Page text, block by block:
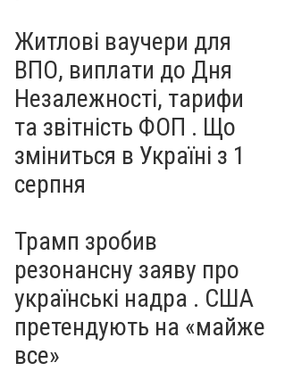
Житлові ваучери для
ВПО, виплати до Дня
Незалежності, тарифи
та звітність ФОП . Що
зміниться в Україні з 1
серпня
Трамп зробив
резонансну заяву про
українські надра . США
претендують на «майже
все»